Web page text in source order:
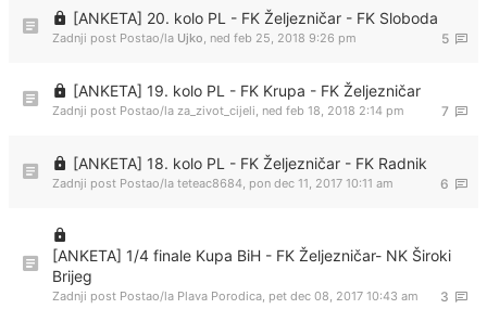
[ANKETA] 20. kolo PL - FK Željezničar - FK Sloboda
5
Zadnji post Postao/la Ujko, ned feb 25, 2018 9:26 pm
[ANKETA] 19. kolo PL - FK Krupa - FK Željezničar
7
Zadnji post Postao/la za_zivot_cijeli, ned feb 18, 2018 2:14 pm
[ANKETA] 18. kolo PL - FK Željezničar - FK Radnik
6
Zadnji post Postao/la teteac8684, pon dec 11, 2017 10:11 am
[ANKETA] 1/4 finale Kupa BiH - FK Željezničar- NK Široki
Brijeg
3
Zadnji post Postao/la Plava Porodica, pet dec 08, 2017 10:43 am